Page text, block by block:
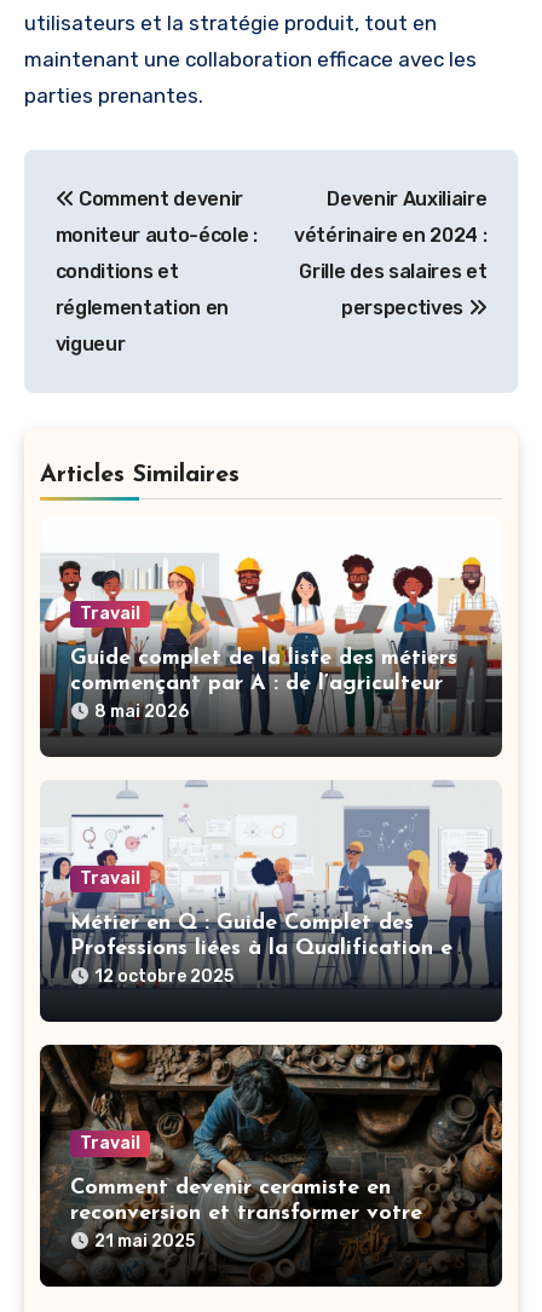
utilisateurs et la stratégie produit, tout en
maintenant une collaboration efficace avec les
parties prenantes.
de
l’article
Comment devenir
moniteur auto-école :
conditions et
réglementation en
vigueur
Devenir Auxiliaire
vétérinaire en 2024 :
Grille des salaires et
perspectives
Articles Similaires
Travail
Guide complet de la liste des métiers
commençant par A : de l’agriculteur à
l’assistant technique
8 mai 2026
Travail
Métier en Q : Guide Complet des
Professions liées à la Qualification et
aux Normes
12 octobre 2025
Travail
Comment devenir ceramiste en
reconversion et transformer votre
passion en carriere
21 mai 2025